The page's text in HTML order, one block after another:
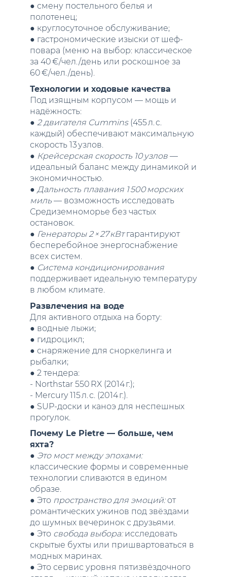
● смену постельного белья и
полотенец;
● круглосуточное обслуживание;
● гастрономические изыски от шеф-
повара (меню на выбор: классическое
за 40 €/чел./день или роскошное за
60 €/чел./день).
Технологии и ходовые качества
Под изящным корпусом — мощь и
надёжность:
● 2 двигателя Cummins(455 л. с.
каждый) обеспечивают максимальную
скорость 13 узлов.
● Крейсерская скорость 10 узлов —
идеальный баланс между динамикой и
экономичностью.
● Дальность плавания 1 500 морских
миль — возможность исследовать
Средиземноморье без частых
остановок.
● Генераторы 2 × 27 кВтгарантируют
бесперебойное энергоснабжение
всех систем.
● Система кондиционирования
поддерживает идеальную температуру
в любом климате.
Развлечения на воде
Для активного отдыха на борту:
● водные лыжи;
● гидроцикл;
● снаряжение для сноркелинга и
рыбалки;
● 2 тендера:
- Northstar 550 RX (2014 г.);
- Mercury 115 л. с. (2014 г.).
● SUP‑доски и каноэ для неспешных
прогулок.
Почему Le Pietre — больше, чем
яхта?
● Это мост между эпохами:
классические формы и современные
технологии сливаются в едином
образе.
● Это пространство для эмоций:от
романтических ужинов под звёздами
до шумных вечеринок с друзьями.
● Это свобода выбора:исследовать
скрытые бухты или пришвартоваться в
модных маринах.
● Это сервис уровня пятизвёздочного